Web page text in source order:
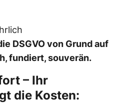
DSGVO von Grund auf
fundiert, souverän.
– Ihr
die Kosten: